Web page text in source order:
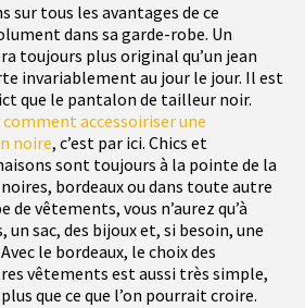
sur tous les avantages de ce
dans sa garde-robe. Un
toujours plus original qu’un jean
invariablement au jour le jour. Il est
que le pantalon de tailleur noir.
comment accessoiriser une
noire, c’est par ici. Chics et
sont toujours à la pointe de la
bordeaux ou dans toute autre
de vêtements, vous n’aurez qu’à
un sac, des bijoux et, si besoin, une
le bordeaux, le choix des
vêtements est aussi très simple,
que ce que l’on pourrait croire.